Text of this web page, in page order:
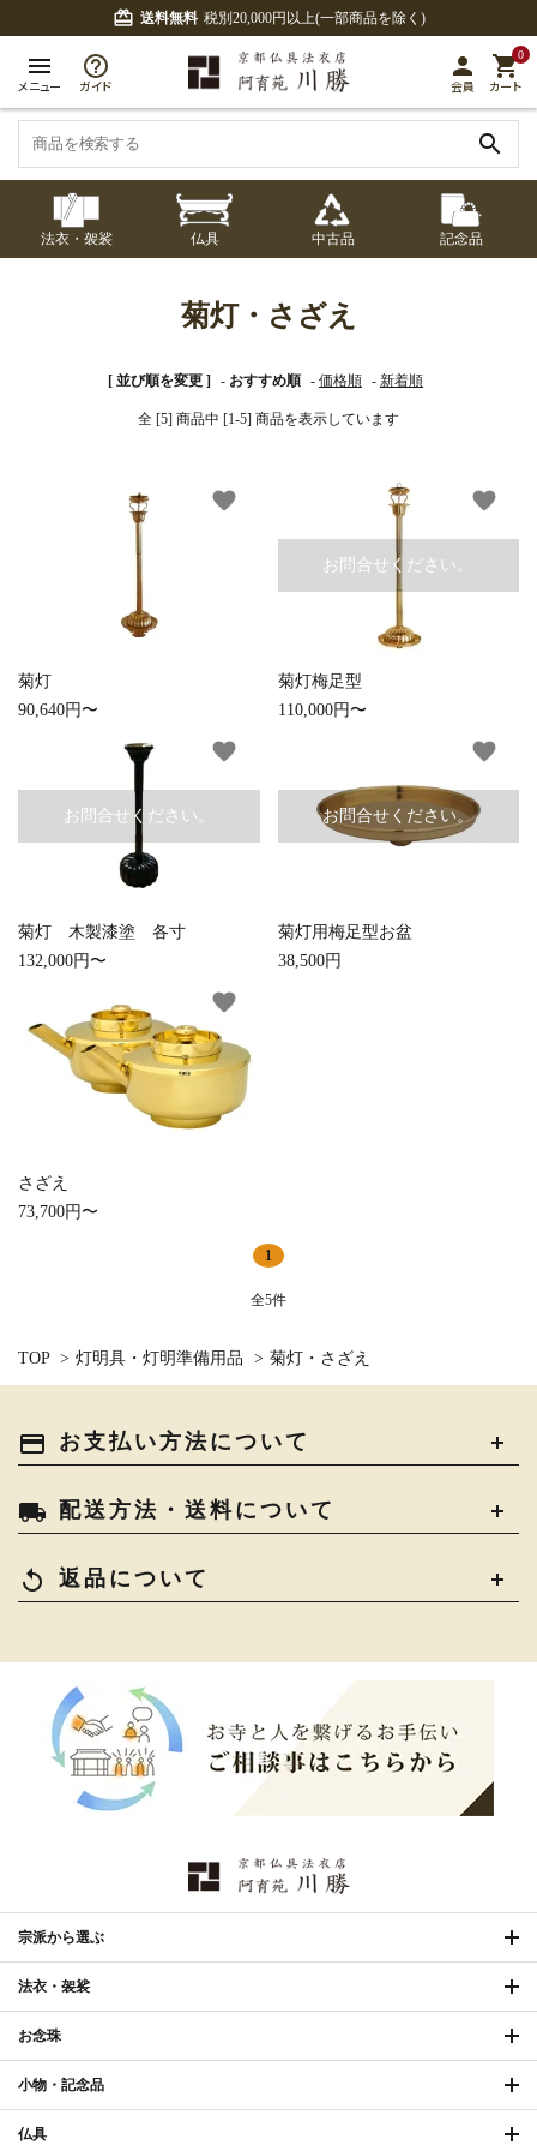
card_giftcard 送料無料 税別20,000円以上(一部商品を除く)
menu
メニュー ガイド
person
会員
0
shopping_cart
カート
search
七条袈裟
五条袈裟
黒衣・直綴
法衣・袈裟
修多羅
五条袈裟 色衣・裳附
白衣・色服 襦袢・裾除け
草履・はきもの
法衣かばん・中啓半
装束入
作務衣
コート・雨具
記念品
ふくさ・風呂敷
中啓・扇子 収納
仏具
御本尊・御掛軸 宮殿・厨子・須弥壇
卓類・常香盤・礼盤 天蓋・瓔珞・吊金具
土香炉・香炉台・香
仏器・供笥・供物
ご法要用品・箱類
掛・水引
幕・旗
山号額・寄進額・定
紋
欄間・障子・襖・翠
掲示板・屋外用品・
金物
納骨壇
お手入れ用品
中古品
アウトレット
菊灯・さざえ
[ 並び順を変更 ] - おすすめ順 - 価格順 - 新着順
全 [5] 商品中 [1-5] 商品を表示しています
菊灯
90,640円〜
favorite
お問合せください。
菊灯梅足型
110,000円〜
favorite
お問合せください。
菊灯 木製漆塗 各寸
132,000円〜
favorite
お問合せください。
菊灯用梅足型お盆
38,500円
favorite
さざえ
73,700円〜
favorite
1
全5件
TOP > 灯明具・灯明準備用品 > 菊灯・さざえ
キーワード
検索する
payment お支払い方法について
local_shipping 配送方法・送料について
replay 返品について
宗派から選ぶ
法衣・袈裟
お念珠
小物・記念品
仏具